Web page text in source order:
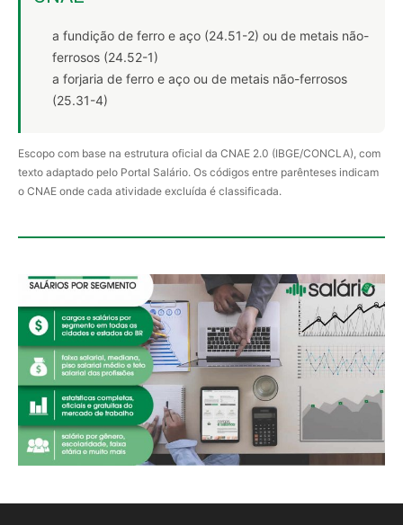
a fundição de ferro e aço (24.51-2) ou de metais não-
ferrosos (24.52-1)
a forjaria de ferro e aço ou de metais não-ferrosos
(25.31-4)
Escopo com base na estrutura oficial da CNAE 2.0 (IBGE/CONCLA), com
texto adaptado pelo Portal Salário. Os códigos entre parênteses indicam
o CNAE onde cada atividade excluída é classificada.